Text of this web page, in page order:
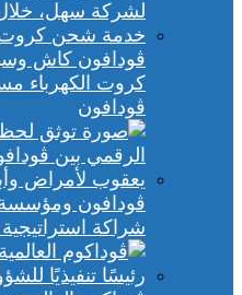
ڤودافون كاش
كروت الكهرباء
ڤودافون
ڤودافون
شراكة